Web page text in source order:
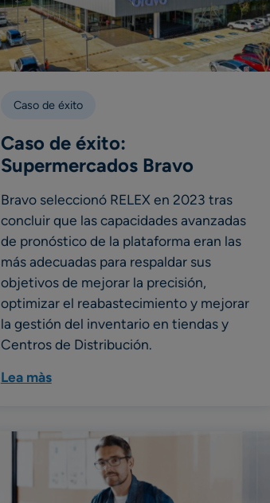
Caso de éxito
Caso de éxito:
Supermercados Bravo
Bravo seleccionó RELEX en 2023 tras
concluir que las capacidades avanzadas
de pronóstico de la plataforma eran las
más adecuadas para respaldar sus
objetivos de mejorar la precisión,
optimizar el reabastecimiento y mejorar
la gestión del inventario en tiendas y
Centros de Distribución.
Lea màs